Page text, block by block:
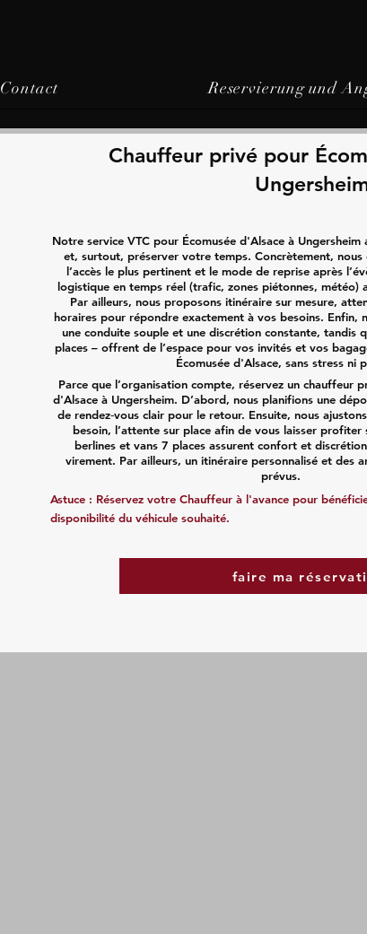
Contact Reservierung und
Chauffeur privé pour
Notre service VTC pour Écomusée d'Alsace à
et, surtout, préserver votre temps. Concrètement, nous
l’accès le plus pertinent et le mode de reprise après
logistique en temps réel (trafic, zones piétonnes, météo)
Par ailleurs, nous proposons itinéraire sur mesure,
horaires pour répondre exactement à vos besoins. Enfin,
une conduite souple et une discrétion constante, tandis
places – offrent de l’espace pour vos invités et vos
Écomusée d'Alsace, sans stress ni
Parce que l’organisation compte, réservez un chauffeur
d'Alsace à Ungersheim. D’abord, nous planifions une
de rendez‑vous clair pour le retour. Ensuite, nous
besoin, l’attente sur place afin de vous laisser profiter
berlines et vans 7 places assurent confort et
virement. Par ailleurs, un itinéraire personnalisé et des
prévus.
Astuce : Réservez votre Chauffeur à l'avance pour
disponibilité du véhicule souhaité.
faire ma